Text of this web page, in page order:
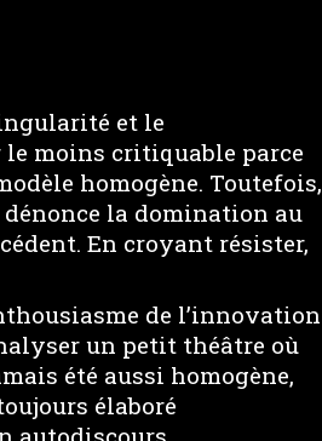
et le
moins critiquable parce
homogène. Toutefois,
la domination au
En croyant résister,
de l’innovation
un petit théâtre où
été aussi homogène,
élaboré